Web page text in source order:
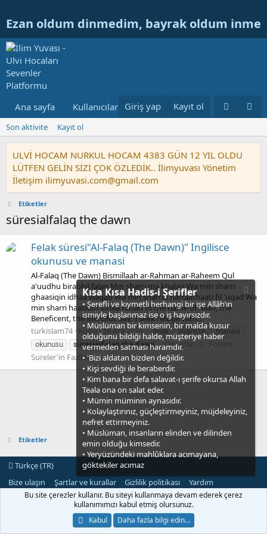
Ezan oldum dinmedim, bayrak oldum
Ana sayfa Kullanıcılar Ulvi Hocanın Konuları
Giriş yap Kayıt ol
Son aktivite Kayıt ol
ULVİ HOCAM NURKUL HOCAM 4383 GÜN 12 YIL OLDU
LÜTFEN GELİN SİZİ ÇOK ÖZLEDİK.. İlimyuvası Yönetim
İletişim ilimyuvasi.com@gmail.com
Etiketler
süresialfalaq the dawn
Felak süresi"Al-Falaq (The Dawn)" Ingilisce
okunusu ve manasi
Al-Falaq (The Dawn) Bismillaah ar-Rahman ar-Raheem Qul
a'uudhu birabbil falaq Min sharri ma khalaq Wa min sharri
ghaasiqin idhaa waqab Wa min sharrin naffaathaati fil 'uqad Wa
min sharri haasidin idhaa hasad In the name of Allah, the
Beneficent, the Merciful. Say: I seek refuge with...
türkislam74
Konu 28 Ara 2010 felak ingilisce
manasi
okunusu
süresialfalaq thedawn Cevaplar: 0
Sureler'in Fazileti
Etiketler
Türkçe (TR)
Bize ulaşın
Şartlar ve kurallar Gizlilik politikası
Yardım
Ana sayfa
R
Community platform by XenForo ® © 2010-2021 XenForo Ltd.
[XGT] Forum statistics system- XenGenTr
Kısa Kısa Hadis-i Şerifler
• Şerefli ve kıymetli herhangi bir işe Allâh’ın
ismiyle başlanmaz ise o iş hayırsızdır.
• Müslüman bir kimsenin, bir malda kusur
olduğunu bildiği halde, müşteriye haber
vermeden satması haramdır.
• 'Bizi aldatan bizden değildir.
• Kişi sevdiği ile beraberdir.
• Kim bana bir defa salavat-ı şerife okursa Allah
Teala ona on salat eder.
• Mümin müminin aynasıdır.
• Kolaylaştırınız, güçleştirmeyiniz, müjdeleyiniz,
nefret ettirmeyiniz.
• Müslüman, insanların elinden ve dilinden
emin olduğu kimsedir.
• Yeryüzündeki mahlûklara acımayana,
göktekiler acımaz
Bu site çerezler kullanır. Bu siteyi kullanmaya devam ederek çerez
kullanımımızı kabul etmiş olursunuz.
Kabul
Daha fazla bilgi edin…